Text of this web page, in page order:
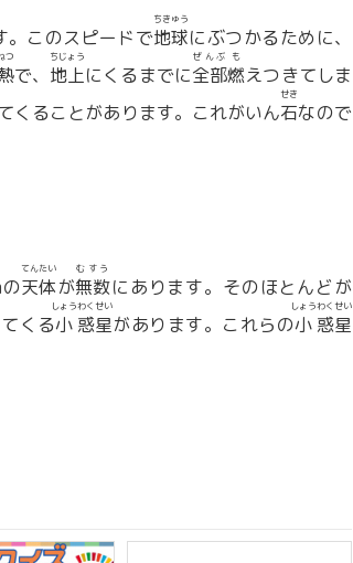
。このスピードで地球
ちきゅう
にぶつかるために、
つ
で、 地上
ちじょう
にくるまでに全部
ぜんぶ
燃
も
えつきてしま
くることがあります。これがいん石
せき
なので
天体
てんたい
が無数
むすう
にあります。そのほとんどが
くる小
しょう
惑星
わくせい
があります。これらの小
しょう
惑星
わくせい